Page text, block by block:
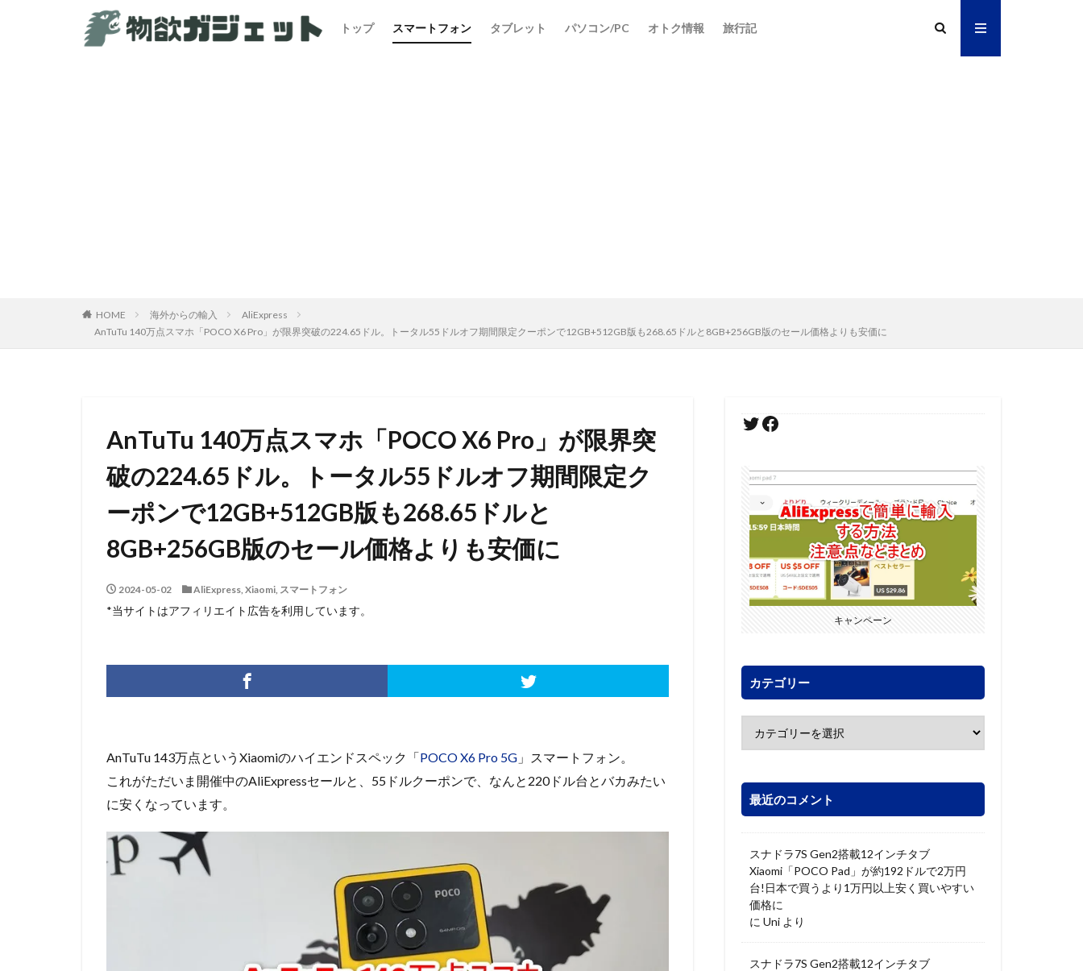
トップ スマートフォン タブレット パソコン/PC オトク情報 旅行記
HOME 海外からの輸入
AliExpress
AnTuTu 140万点スマホ「POCO X6 Pro」が限界突破の224.65ドル。トータル55ドルオフ期間限定クーポンで12GB+512GB版も268.65ドルと8GB+256GB版のセール価格よりも安価に
AnTuTu 140万点スマホ「POCO X6 Pro」が限界突
破の224.65ドル。トータル55ドルオフ期間限定ク
ーポンで12GB+512GB版も268.65ドルと
8GB+256GB版のセール価格よりも安価に
2024-05-02 AliExpress, Xiaomi, スマートフォン
*当サイトはアフィリエイト広告を利用しています。
AnTuTu 143万点というXiaomiのハイエンドスペック「POCO X6 Pro 5G 」スマートフォン。
これがただいま開催中のAliExpressセールと、55ドルクーポンで、なんと220ドル台とバカみたい
に安くなっています。
キャンペーン
カテゴリー
最近のコメント
スナドラ7S Gen2搭載12インチタブ
Xiaomi「POCO Pad」が約192ドルで2万円
台!日本で買うより1万円以上安く買いやすい
価格に
に Uni より
スナドラ7S Gen2搭載12インチタブ